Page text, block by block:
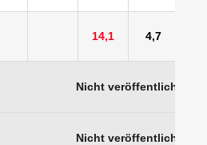
14,1 4,7
Nicht veröffentlicht
Nicht veröffentlicht